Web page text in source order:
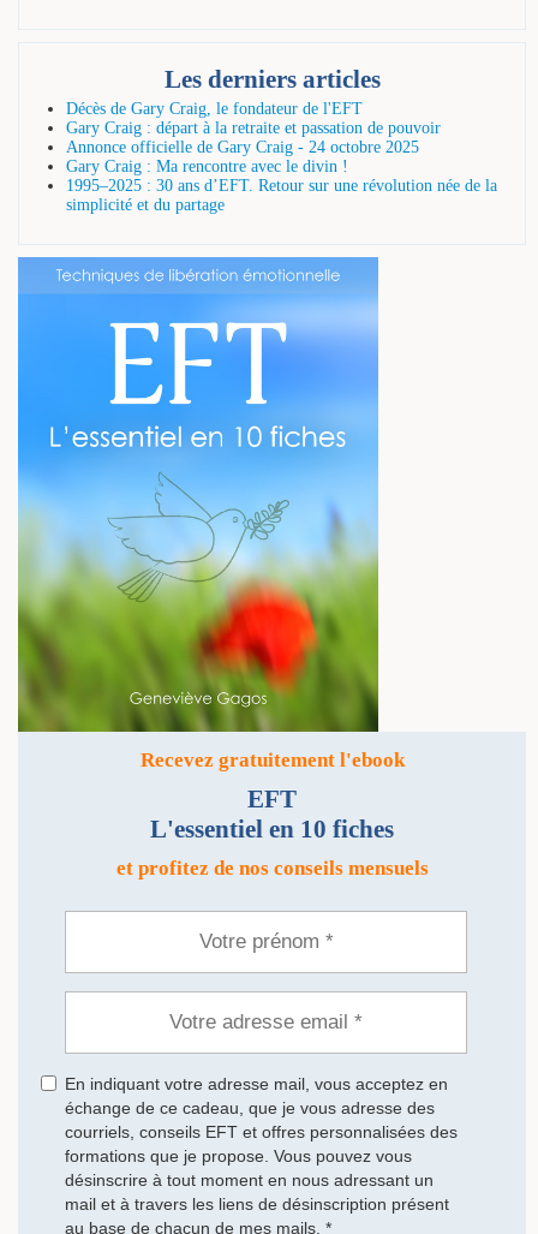
Les derniers articles
Décès de Gary Craig, le fondateur de l'EFT
Gary Craig : départ à la retraite et passation de pouvoir
Annonce officielle de Gary Craig - 24 octobre 2025
Gary Craig : Ma rencontre avec le divin !
1995–2025 : 30 ans d’EFT. Retour sur une révolution née de la
simplicité et du partage
Recevez gratuitement l'ebook
EFT
L'essentiel en 10 fiches
et profitez de nos conseils mensuels
En indiquant votre adresse mail, vous acceptez en
échange de ce cadeau, que je vous adresse des
courriels, conseils EFT et offres personnalisées des
formations que je propose. Vous pouvez vous
désinscrire à tout moment en nous adressant un
mail et à travers les liens de désinscription présent
au base de chacun de mes mails. *